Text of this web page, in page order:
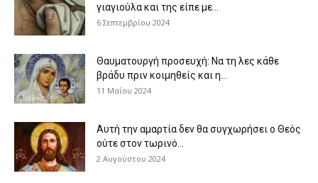
γιαγιούλα και της είπε με...
6 Σεπτεμβρίου 2024
Θαυματουργή προσευχή: Να τη λες κάθε
βράδυ πριν κοιμηθείς και η...
11 Μαΐου 2024
Αυτή την αμαρτία δεν θα συγχωρήσει ο Θεός
ούτε στον τωρινό...
2 Αυγούστου 2024